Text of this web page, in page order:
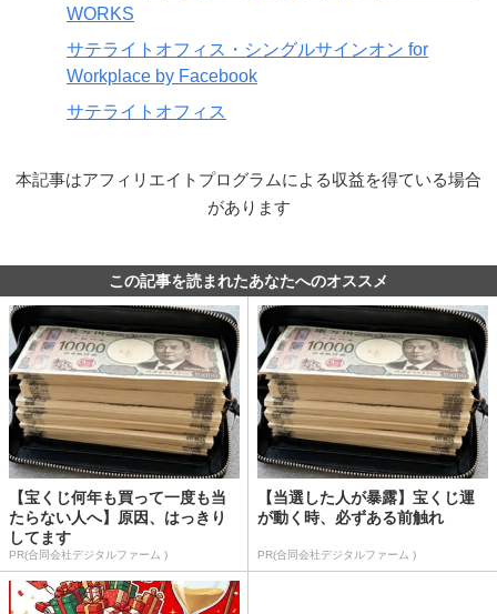
WORKS
サテライトオフィス・シングルサインオン for
Workplace by Facebook
サテライトオフィス
本記事はアフィリエイトプログラムによる収益を得ている場合
があります
この記事を読まれたあなたへのオススメ
【宝くじ何年も買って一度も当
たらない人へ】原因、はっきり
してます
PR(合同会社デジタルファーム )
【当選した人が暴露】宝くじ運
が動く時、必ずある前触れ
PR(合同会社デジタルファーム )